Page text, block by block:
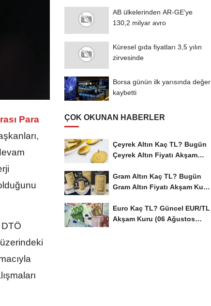
Para
üzerindeki
AB ülkelerinden AR-GE'ye
130,2 milyar avro
Küresel gıda fiyatları 3,5 yılın
zirvesinde
Borsa günün ilk yarısında değer
kaybetti
ÇOK OKUNAN HABERLER
Çeyrek Altın Kaç TL? Bugün
Çeyrek Altın Fiyatı Akşam
Gram Altın Kaç TL? Bugün
Gram Altın Fiyatı Akşam Kuru
Euro Kaç TL? Güncel EUR/TL
Akşam Kuru (06 Ağustos